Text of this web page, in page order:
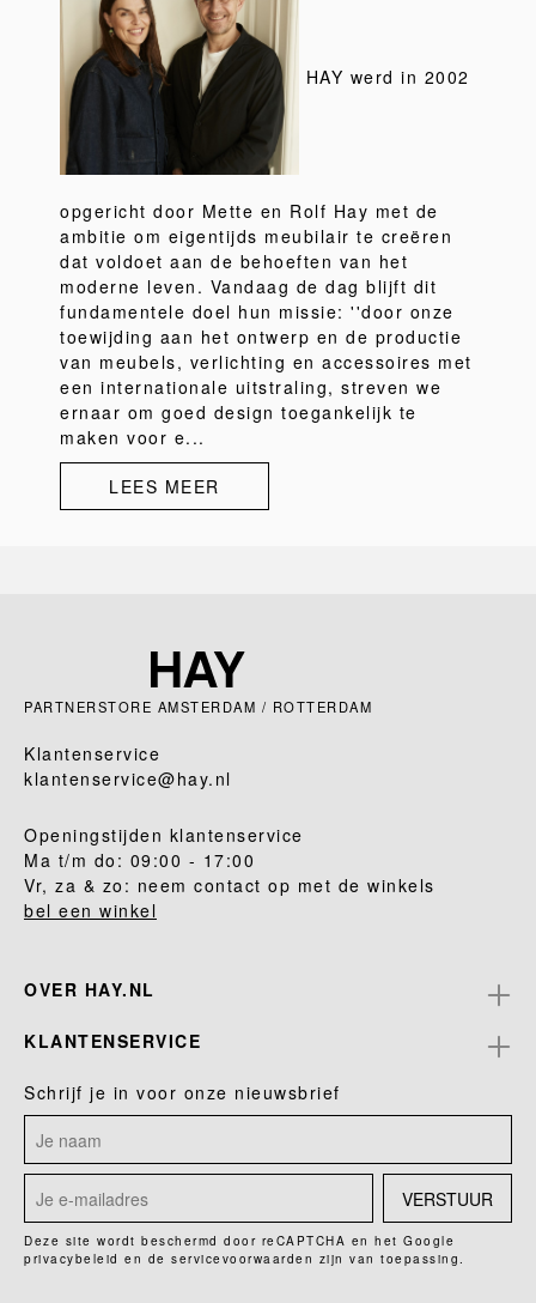
HAY werd in 2002
opgericht door Mette en Rolf Hay met de
ambitie om eigentijds meubilair te creëren
dat voldoet aan de behoeften van het
moderne leven. Vandaag de dag blijft dit
fundamentele doel hun missie: ''door onze
toewijding aan het ontwerp en de productie
van meubels, verlichting en accessoires met
een internationale uitstraling, streven we
ernaar om goed design toegankelijk te
maken voor e...
LEES MEER
PARTNERSTORE AMSTERDAM / ROTTERDAM
Klantenservice
klantenservice@hay.nl
Openingstijden klantenservice
Ma t/m do: 09:00 - 17:00
Vr, za & zo: neem contact op met de winkels
bel een winkel
OVER HAY.NL
KLANTENSERVICE
Schrijf je in voor onze nieuwsbrief
VERSTUUR
Deze site wordt beschermd door reCAPTCHA en het Google
privacybeleid en de servicevoorwaarden zijn van toepassing.